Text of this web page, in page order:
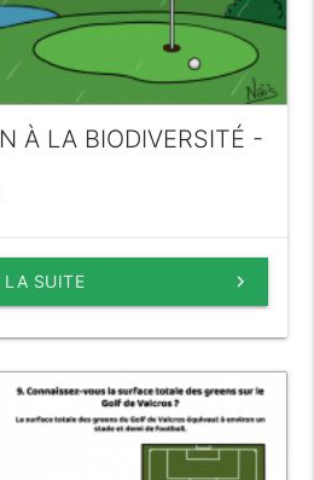
À LA BIODIVERSITÉ -
keyboard_arrow_right
LA SUITE